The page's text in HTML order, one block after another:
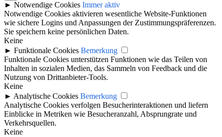
► Notwendige Cookies Immer aktiv
Notwendige Cookies aktivieren wesentliche Website-Funktionen
wie sichere Logins und Anpassungen der Zustimmungspräferenzen.
Sie speichern keine persönlichen Daten.
Keine
► Funktionale Cookies Bemerkung
Funktionale Cookies unterstützen Funktionen wie das Teilen von
Inhalten in sozialen Medien, das Sammeln von Feedback und die
Nutzung von Drittanbieter-Tools.
Keine
► Analytische Cookies Bemerkung
Analytische Cookies verfolgen Besucherinteraktionen und liefern
Einblicke in Metriken wie Besucheranzahl, Absprungrate und
Verkehrsquellen.
Keine